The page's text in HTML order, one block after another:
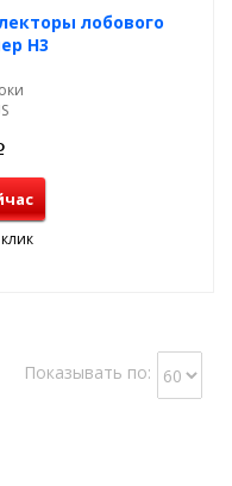
лобового
Н3
Показывать по: